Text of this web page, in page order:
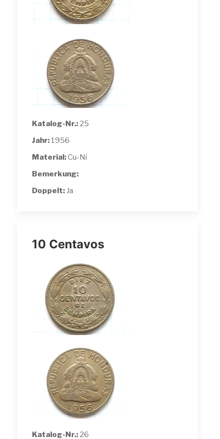
Katalog-Nr.: 25
Jahr: 1956
Material:Cu-Ni
Bemerkung:
Doppelt: Ja
10 Centavos
Katalog-Nr.: 26